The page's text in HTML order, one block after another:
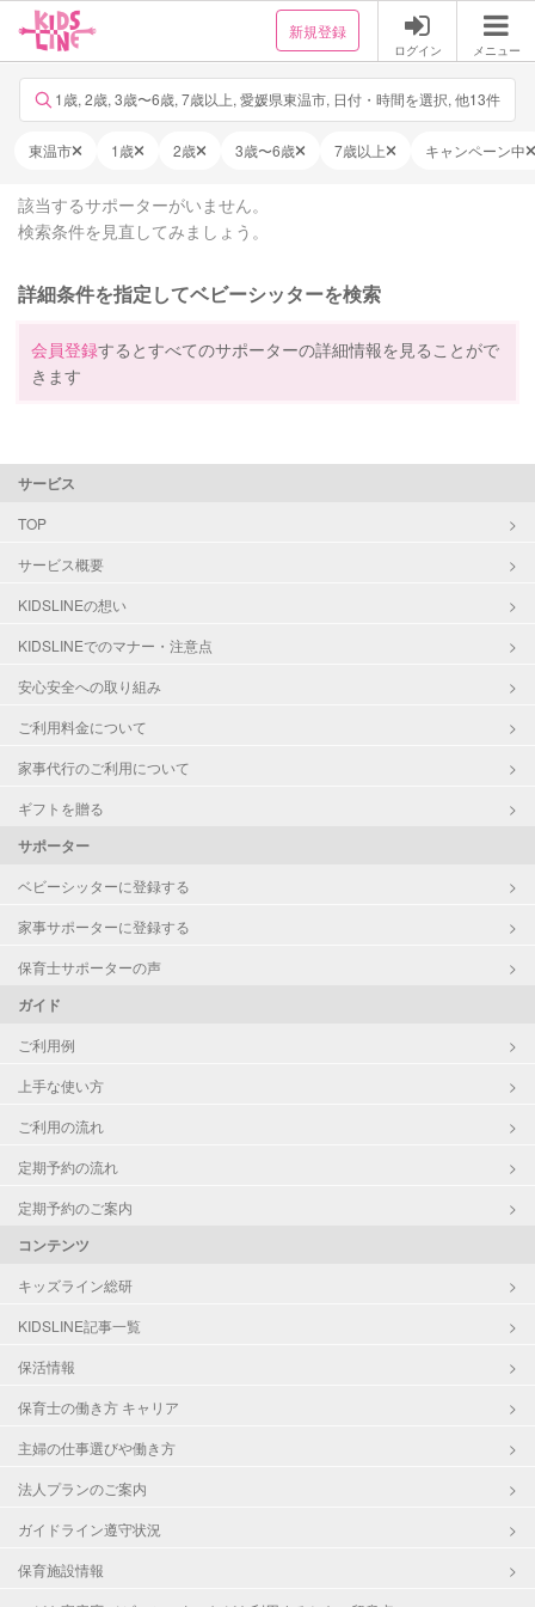
新規登録
ログイン メニュー
1歳, 2歳, 3歳〜6歳, 7歳以上, 愛媛県東温市, 日付・時間を選択, 他13件
東温市 1歳 2歳 3歳〜6歳 7歳以上 キャンペーン中
該当するサポーターがいません。
検索条件を見直してみましょう。
詳細条件を指定してベビーシッターを検索
会員登録するとすべてのサポーターの詳細情報を見ることがで
きます
サービス
TOP
サービス概要
KIDSLINEの想い
KIDSLINEでのマナー・注意点
安心安全への取り組み
ご利用料金について
家事代行のご利用について
ギフトを贈る
サポーター
ベビーシッターに登録する
家事サポーターに登録する
保育士サポーターの声
ガイド
ご利用例
上手な使い方
ご利用の流れ
定期予約の流れ
定期予約のご案内
コンテンツ
キッズライン総研
KIDSLINE記事一覧
保活情報
保育士の働き方 キャリア
主婦の仕事選びや働き方
法人プランのご案内
ガイドライン遵守状況
保育施設情報